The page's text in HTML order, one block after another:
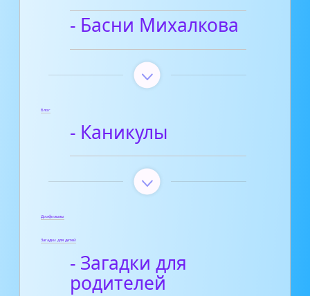
- Басни Михалкова
Блог
- Каникулы
Диафильмы
Загадки для детей
- Загадки для
родителей